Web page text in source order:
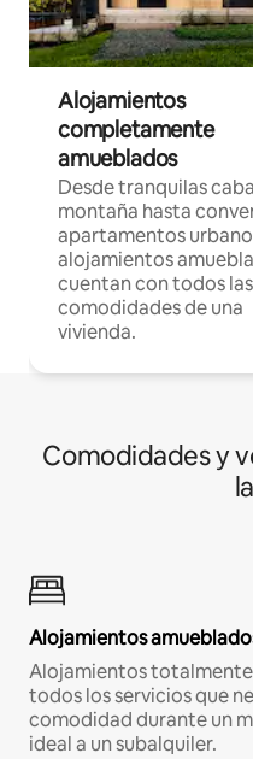
Alojamientos
completamente
amueblados
Desde tranquilas
montaña hasta
apartamentos
alojamientos
cuentan con todos las
comodidades de una
vivienda.
Comodidades y
Alojamientos
Alojamientos
todos los servicios que
comodidad durante un
ideal a un subalquiler.